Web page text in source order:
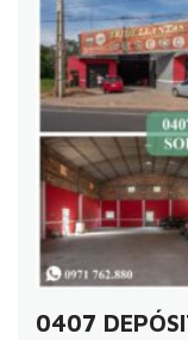
0407